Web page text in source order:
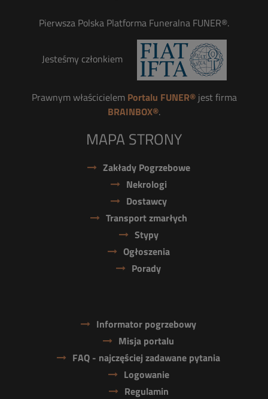
Pierwsza Polska Platforma Funeralna FUNER®.
Jesteśmy członkiem
Prawnym właścicielem Portalu FUNER®jest firma
BRAINBOX®.
MAPA STRONY
Zakłady Pogrzebowe
Nekrologi
Dostawcy
Transport zmarłych
Stypy
Ogłoszenia
Porady
Informator pogrzebowy
Misja portalu
FAQ - najczęściej zadawane pytania
Logowanie
Regulamin